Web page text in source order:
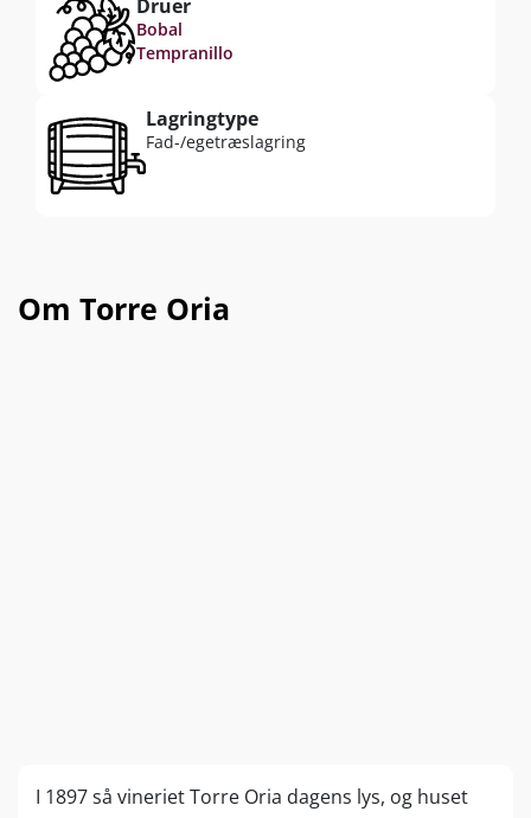
Druer
Bobal
Tempranillo
Lagringtype
Fad-/egetræslagring
Om Torre Oria
I 1897 så vineriet Torre Oria dagens lys, og huset